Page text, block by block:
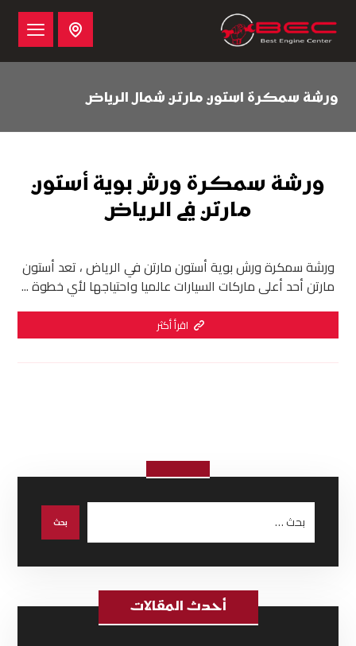
ورشة سمكرة استون مارتن شمال الرياض
ورشة سمكرة ورش بوية أستون
مارتن في الرياض
ورشة سمكرة ورش بوية أستون مارتن في الرياض ، تعد أستون
مارتن أحد أعلى ماركات السيارات عالميا واحتياجها لأي خطوة ...
اقرأ أكثر
أحدث المقالات